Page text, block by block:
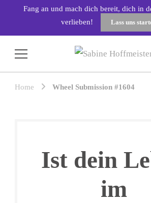
Fang an und mach dich bereit, dich in
verlieben!
Lass uns
Home Wheel Submission #1604
Ist dein
im